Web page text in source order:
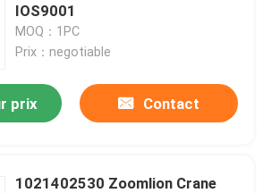
IOS9001
MOQ：1PC
Prix：negotiable
prix Contact
1021402530 Zoomlion Crane